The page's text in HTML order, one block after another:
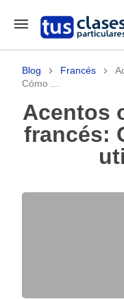
Blog Francés
Cómo ...
Acentos ortográficos del
francés: